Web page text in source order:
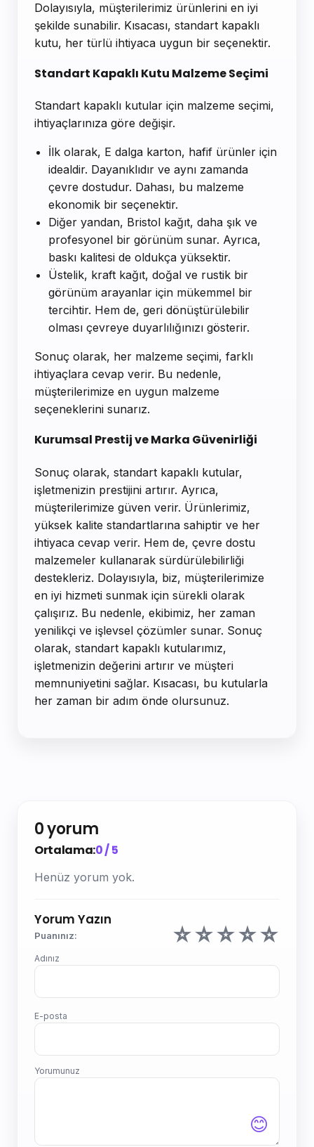
Dolayısıyla, müşterilerimiz ürünlerini en iyi
şekilde sunabilir. Kısacası, standart kapaklı
kutu, her türlü ihtiyaca uygun bir seçenektir.
Standart Kapaklı Kutu Malzeme Seçimi
Standart kapaklı kutular için malzeme seçimi,
ihtiyaçlarınıza göre değişir.
İlk olarak, E dalga karton, hafif ürünler için
idealdir. Dayanıklıdır ve aynı zamanda
çevre dostudur. Dahası, bu malzeme
ekonomik bir seçenektir.
Diğer yandan, Bristol kağıt, daha şık ve
profesyonel bir görünüm sunar. Ayrıca,
baskı kalitesi de oldukça yüksektir.
Üstelik, kraft kağıt, doğal ve rustik bir
görünüm arayanlar için mükemmel bir
tercihtir. Hem de, geri dönüştürülebilir
olması çevreye duyarlılığınızı gösterir.
Sonuç olarak, her malzeme seçimi, farklı
ihtiyaçlara cevap verir. Bu nedenle,
müşterilerimize en uygun malzeme
seçeneklerini sunarız.
Kurumsal Prestij ve Marka Güvenirliği
Sonuç olarak, standart kapaklı kutular,
işletmenizin prestijini artırır. Ayrıca,
müşterilerimize güven verir. Ürünlerimiz,
yüksek kalite standartlarına sahiptir ve her
ihtiyaca cevap verir. Hem de, çevre dostu
malzemeler kullanarak sürdürülebilirliği
destekleriz. Dolayısıyla, biz, müşterilerimize
en iyi hizmeti sunmak için sürekli olarak
çalışırız. Bu nedenle, ekibimiz, her zaman
yenilikçi ve işlevsel çözümler sunar. Sonuç
olarak, standart kapaklı kutularımız,
işletmenizin değerini artırır ve müşteri
memnuniyetini sağlar. Kısacası, bu kutularla
her zaman bir adım önde olursunuz.
0 yorum
Ortalama:0 / 5
Henüz yorum yok.
Yorum Yazın
Puanınız: ☆☆☆☆☆
Adınız
E-posta
Yorumunuz
😊